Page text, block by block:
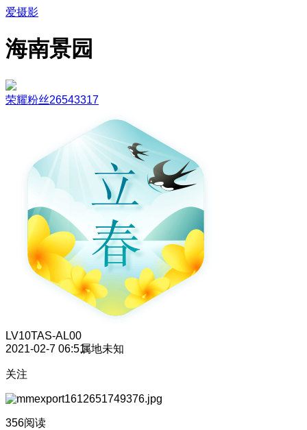
爱摄影
海南景园
荣耀粉丝26543317
LV10TAS-AL00
2021-02-7 06:51属地未知
关注
356阅读